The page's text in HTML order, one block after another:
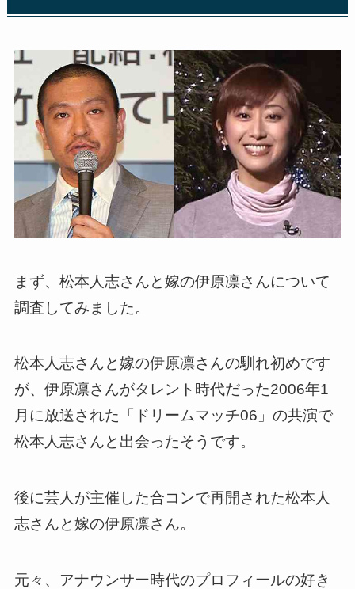
まず、松本人志さんと嫁の伊原凛さんについて
調査してみました。
松本人志さんと嫁の伊原凛さんの馴れ初めです
が、伊原凛さんがタレント時代だった2006年1
月に放送された「ドリームマッチ06」の共演で
松本人志さんと出会ったそうです。
後に芸人が主催した合コンで再開された松本人
志さんと嫁の伊原凛さん。
元々、アナウンサー時代のプロフィールの好き